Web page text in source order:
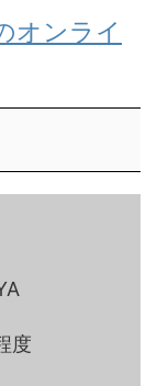
オンライ
度